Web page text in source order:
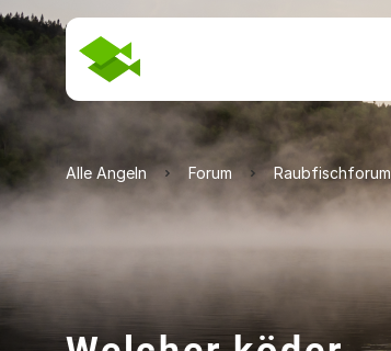
Alle Angeln Forum Raubfischforum